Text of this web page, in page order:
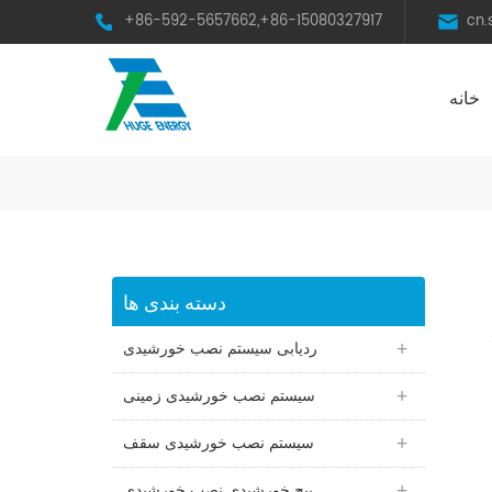
+86-592-5657662,+86-15080327917
خانه
دسته بندی ها
ردیابی سیستم نصب خورشیدی
سیستم نصب خورشیدی زمینی
سیستم نصب خورشیدی سقف